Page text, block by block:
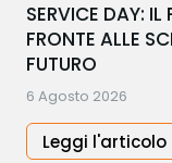
SERVICE DAY:
FRONTE ALLE
FUTURO
6 Agosto 2026
Leggi l'articolo